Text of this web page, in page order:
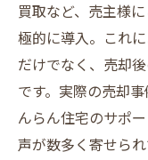
買取など、売主様
極的に導入。これ
だけでなく、売却
です。実際の売却
んらん住宅のサポ
声が数多く寄せられ